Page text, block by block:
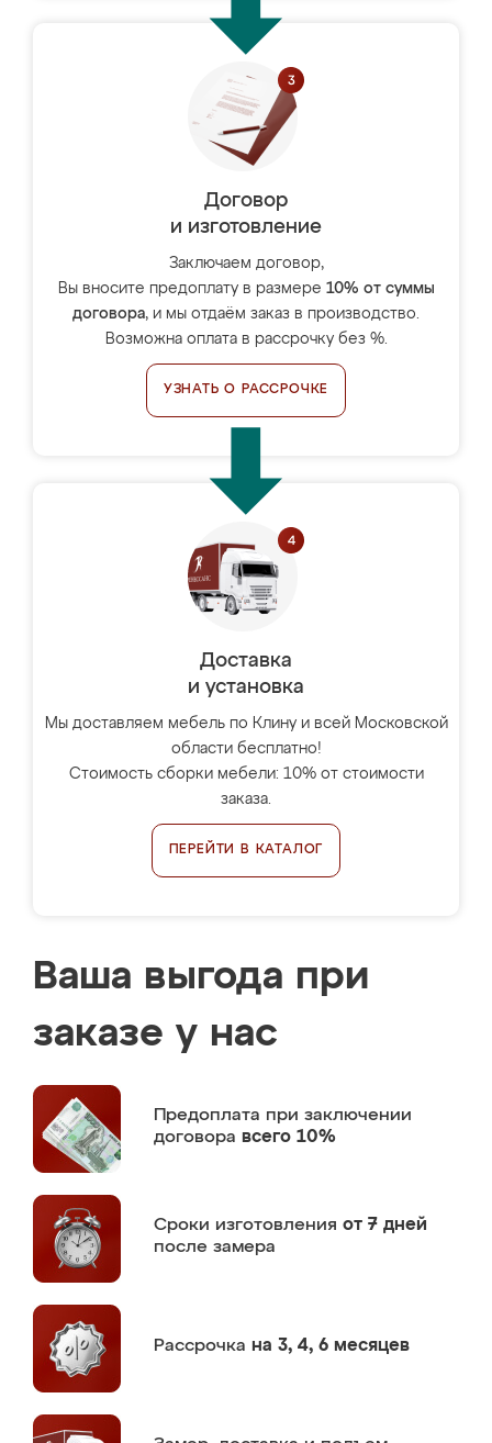
Договор
и изготовление
Заключаем договор,
Вы вносите предоплату в размере 10% от суммы
договора, и мы отдаём заказ в производство.
Возможна оплата в рассрочку без %.
УЗНАТЬ О РАССРОЧКЕ
Доставка
и установка
Мы доставляем мебель по Клину и всей Московской
области бесплатно!
Стоимость сборки мебели: 10% от стоимости
заказа.
ПЕРЕЙТИ В КАТАЛОГ
Ваша выгода при
заказе у нас
Предоплата при заключении
договора всего 10%
Сроки изготовления от 7 дней
после замера
Рассрочка на 3, 4, 6 месяцев